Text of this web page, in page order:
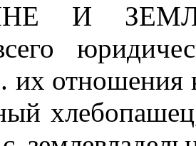
И
их отношения